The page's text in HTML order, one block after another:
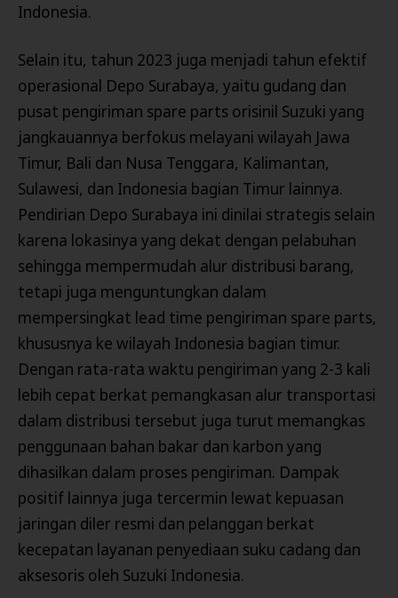
Indonesia.
Selain itu, tahun 2023 juga menjadi tahun efektif
operasional Depo Surabaya, yaitu gudang dan
pusat pengiriman spare parts orisinil Suzuki yang
jangkauannya berfokus melayani wilayah Jawa
Timur, Bali dan Nusa Tenggara, Kalimantan,
Sulawesi, dan Indonesia bagian Timur lainnya.
Pendirian Depo Surabaya ini dinilai strategis selain
karena lokasinya yang dekat dengan pelabuhan
sehingga mempermudah alur distribusi barang,
tetapi juga menguntungkan dalam
mempersingkat lead time pengiriman spare parts,
khususnya ke wilayah Indonesia bagian timur.
Dengan rata-rata waktu pengiriman yang 2-3 kali
lebih cepat berkat pemangkasan alur transportasi
dalam distribusi tersebut juga turut memangkas
penggunaan bahan bakar dan karbon yang
dihasilkan dalam proses pengiriman. Dampak
positif lainnya juga tercermin lewat kepuasan
jaringan diler resmi dan pelanggan berkat
kecepatan layanan penyediaan suku cadang dan
aksesoris oleh Suzuki Indonesia.